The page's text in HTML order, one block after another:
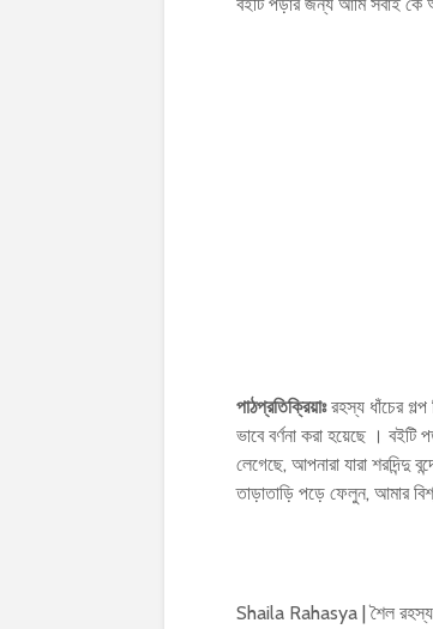
পাঠপ্রতিক্রিয়াঃরহস্য ধাঁচের গল্প
ভাবে বর্ণনা করা হয়েছে ।
লেগেছে, আপনারা যারা শরদিন্দু
তাড়াতাড়ি পড়ে ফেলুন, আমার
Shaila Rahasya | শৈল রহস্য